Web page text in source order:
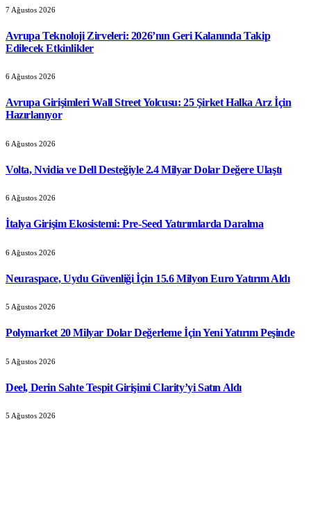
7 Ağustos 2026
Avrupa Teknoloji Zirveleri: 2026’nın Geri Kalanında Takip
Edilecek Etkinlikler
6 Ağustos 2026
Avrupa Girişimleri Wall Street Yolcusu: 25 Şirket Halka Arz İçin
Hazırlanıyor
6 Ağustos 2026
Volta, Nvidia ve Dell Desteğiyle 2.4 Milyar Dolar Değere Ulaştı
6 Ağustos 2026
İtalya Girişim Ekosistemi: Pre-Seed Yatırımlarda Daralma
6 Ağustos 2026
Neuraspace, Uydu Güvenliği İçin 15.6 Milyon Euro Yatırım Aldı
5 Ağustos 2026
Polymarket 20 Milyar Dolar Değerleme İçin Yeni Yatırım Peşinde
5 Ağustos 2026
Deel, Derin Sahte Tespit Girişimi Clarity’yi Satın Aldı
5 Ağustos 2026